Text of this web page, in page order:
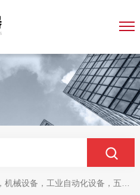
自动化设备，五金产品，电线电缆，金属材料，电子